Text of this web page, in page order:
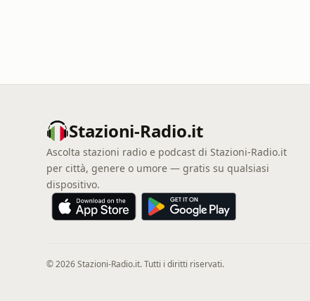
Stazioni-Radio.it
Ascolta stazioni radio e podcast di Stazioni-Radio.it
per città, genere o umore — gratis su qualsiasi
dispositivo.
© 2026 Stazioni-Radio.it. Tutti i diritti riservati.